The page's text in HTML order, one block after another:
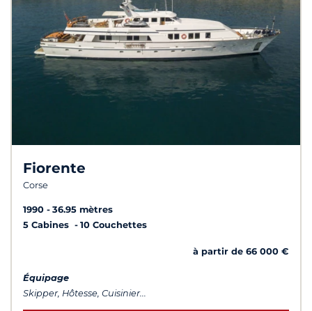
Fiorente
Corse
1990
36.95 mètres
5 Cabines
10 Couchettes
à partir de 66 000 €
Équipage
Skipper, Hôtesse, Cuisinier...